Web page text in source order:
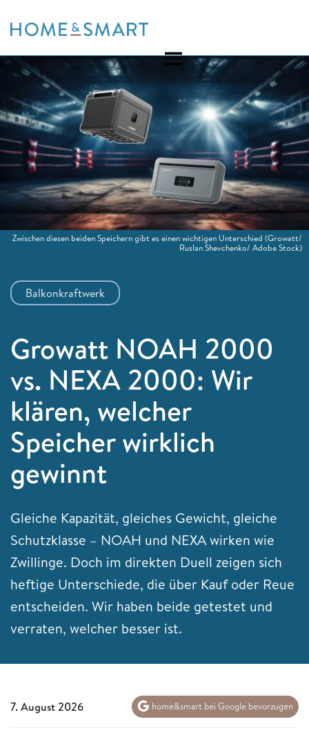
to
Balkonkraftwerk
Growatt NOAH 2000
vs. NEXA 2000: Wir
klären, welcher
Speicher wirklich
gewinnt
Gleiche Kapazität, gleiches Gewicht, gleiche
Schutzklasse – NOAH und NEXA wirken wie
Zwillinge. Doch im direkten Duell zeigen sich
heftige Unterschiede, die über Kauf oder Reue
entscheiden. Wir haben beide getestet und
verraten, welcher besser ist.
Zwischen diesen beiden Speichern gibt es einen wichtigen Unterschied (Growatt/
Ruslan Shevchenko/ Adobe Stock)
7. August 2026 home&smart bei Google bevorzugen